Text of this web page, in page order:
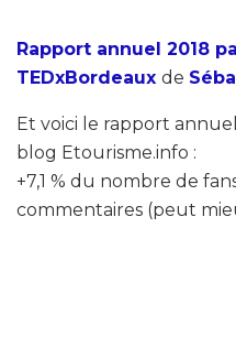
Rapport annuel 2018
TEDxBordeaux de
Et voici le rapport
blog Etourisme.info :
+7,1 % du nombre de
commentaires (peut